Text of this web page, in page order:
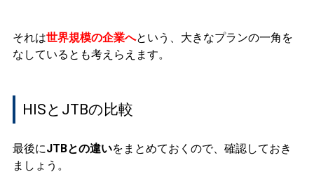
それは世界規模の企業へという、大きなプランの一角を
なしているとも考えらえます。
HISとJTBの 比較
最後にJTBとの違いをまとめておくので、確認しておき
ましょう。